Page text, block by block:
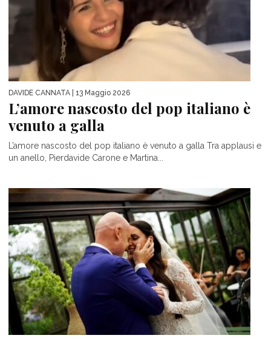
DAVIDE CANNATA | 13 Maggio 2026
L’amore nascosto del pop italiano è
venuto a galla
L’amore nascosto del pop italiano è venuto a galla Tra applausi e
un anello, Pierdavide Carone e Martina...